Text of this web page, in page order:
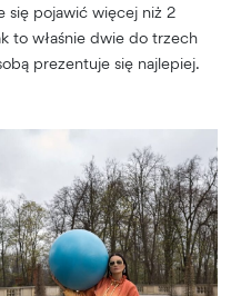
się pojawić więcej niż 2
to właśnie dwie do trzech
prezentuje się najlepiej.